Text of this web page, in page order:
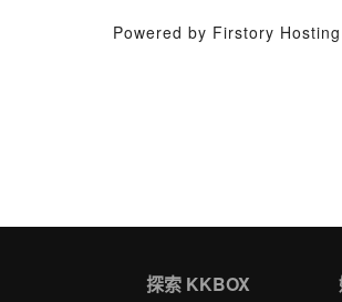
Powered by Firstory Hosting
探索 KKBOX